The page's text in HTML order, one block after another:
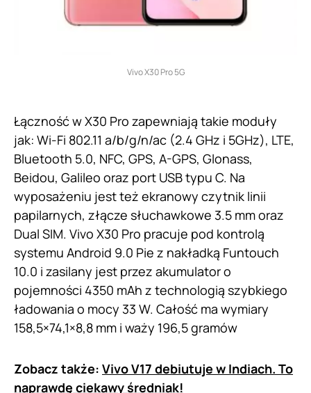
Vivo X30 Pro 5G
Łączność w X30 Pro zapewniają takie moduły
jak: Wi-Fi 802.11 a/b/g/n/ac (2.4 GHz i 5GHz), LTE,
Bluetooth 5.0, NFC, GPS, A-GPS, Glonass,
Beidou, Galileo oraz port USB typu C. Na
wyposażeniu jest też ekranowy czytnik linii
papilarnych, złącze słuchawkowe 3.5 mm oraz
Dual SIM. Vivo X30 Pro pracuje pod kontrolą
systemu Android 9.0 Pie z nakładką Funtouch
10.0 i zasilany jest przez akumulator o
pojemności 4350 mAh z technologią szybkiego
ładowania o mocy 33 W. Całość ma wymiary
158,5×74,1×8,8 mm i waży 196,5 gramów
Zobacz także: Vivo V17 debiutuje w Indiach. To
naprawdę ciekawy średniak!